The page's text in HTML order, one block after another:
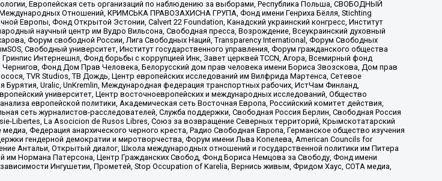
Европейская сеть организаций по наблюдению за выборами, Республика Польша, СВОБОДНЫЙ
Отношений, КРИМСЬКА ПРАВОЗАХИСНА ГРУПА, Фонд имени Генриха Бёлля, Stichting
Европы, Фонд Открытой Эстонии, Calvert 22 Foundation, Канадский украинский конгресс, Институт
научный центр им Вудро Вильсона, Свободная пресса, Возрождение, Всеукраинский духовный
Форум свободной России, Лига Свободных Наций, Transparеncy International, Форум Свободных
Свободный университет, Институт государственного управления, Форум гражданского общества
Интернешнл, Фонд борьбы с коррупцией Инк, Завет церквей TCCN, Агора, Всемирный фонд
Фонд Дом Прав Человека, Белорусский дом прав человека имени Бориса Звозскова, Дом прав
TVR Studios, ТВ Дождь, Центр европейских исследований им Вилфрида Мартенса, Сетевое
Uralic, UnKremlin, Международная федерация транспортных рабочих, ИстЧам Финланд,
университет, Центр восточноевропейских и международных исследований, Общество
европейской политики, Академическая сеть Восточная Европа, Российский комитет действия,
сеть журналистов-расследователей, Служба поддержки, Свободная Россия Берлин, Свободная Россия
Libertes, La Asocicion de Rusos Libres, Союз за возвращение Северных территорий, Крымскотатарский
Федерация анархического черного креста, Радио Свободная Европа, Германское общество изучения
гендерной демократии и миротворчества, Форум имени Льва Копелева, American Councils for
Антальи, Открытый диалог, Школа международных отношений и государственной политики им Питера
Нормана Патерсона, Центр Гражданских Свобод, Фонд Бориса Немцова за Свободу, Фонд имени
Ингушетии, Прометей, Stop Occupation of Karelia, Вернись живым, Фридом Хаус, СОТА медиа,